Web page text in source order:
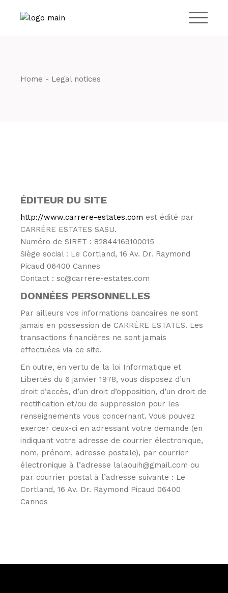
Home Legal notices
ÉDITEUR DU SITE
http://www.carrere-estates.com est édité par
CARRÈRE ESTATES SASU.
Numéro de SIRET : 82844169100015
Siège social : Le Cortland, 16 Av. Dr. Raymond
Picaud 06400 Cannes
Contact : sc@carrere-estates.com
DONNÉES PERSONNELLES
Par ailleurs vos informations bancaires ne sont
jamais en possession de CARRÈRE ESTATES. Les
transactions financières ne sont jamais
effectuées via ce site.
En outre, en vertu de la loi Informatique et
Libertés du 6 janvier 1978, vous disposez d’un
droit d’accès, d’un droit d’opposition, d’un droit de
rectification et/ou de suppression pour les
renseignements vous concernant. Vous pouvez
exercer ceux-ci en adressant votre demande (en
indiquant votre adresse de courrier électronique,
nom, prénom, adresse postale), par courrier
électronique à l’adresse lalaouih@gmail.com ou
par courrier postal à l’adresse suivante : Le
Cortland, 16 Av. Dr. Raymond Picaud 06400
Cannes
T:tel:+33 6 15 59